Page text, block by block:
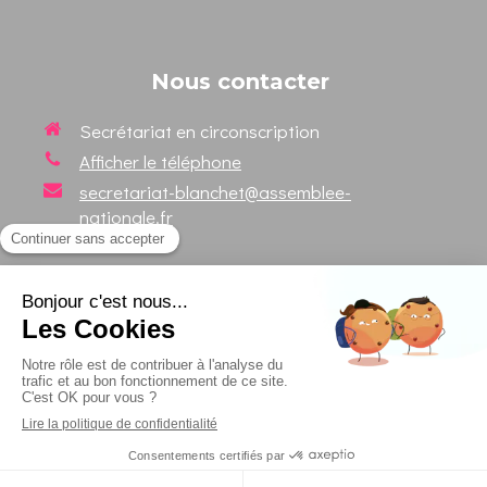
Nous contacter
Secrétariat en circonscription
Afficher le téléphone
secretariat-blanchet@assemblee-
nationale.fr
Suivez votre Député sur les
réseaux sociaux